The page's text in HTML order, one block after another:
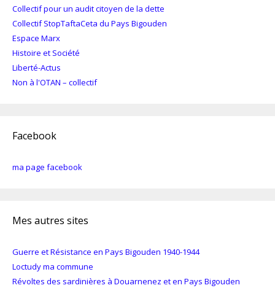
Collectif pour un audit citoyen de la dette
Collectif StopTaftaCeta du Pays Bigouden
Espace Marx
Histoire et Société
Liberté-Actus
Non à l'OTAN – collectif
Facebook
ma page facebook
Mes autres sites
Guerre et Résistance en Pays Bigouden 1940-1944
Loctudy ma commune
Révoltes des sardinières à Douarnenez et en Pays Bigouden